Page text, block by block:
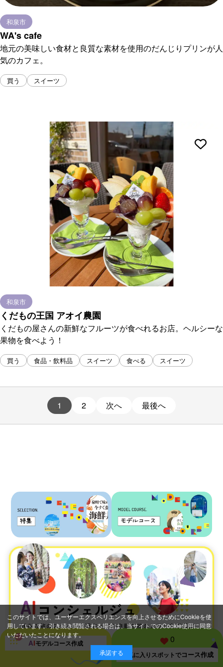
和泉市
WA's cafe
地元の美味しい食材と良質な素材を使用のだんじりプリンが人
気のカフェ。
買う スイーツ
和泉市
くだもの王国 アオイ農園
くだもの屋さんの新鮮なフルーツが食べれるお店。ヘルシーな
果物を食べよう！
買う 食品・飲料品 スイーツ 食べる スイーツ
1 2 次へ 最後へ
AIモデルコース作成 0
お気に入りスポットでコース作成
このサイトでは、ユーザーエクスペリエンスを向上させるためにCookieを使
用しています。引き続き閲覧される場合は、当サイトでのCookie使用に同意
いただいたことになります。
承諾する